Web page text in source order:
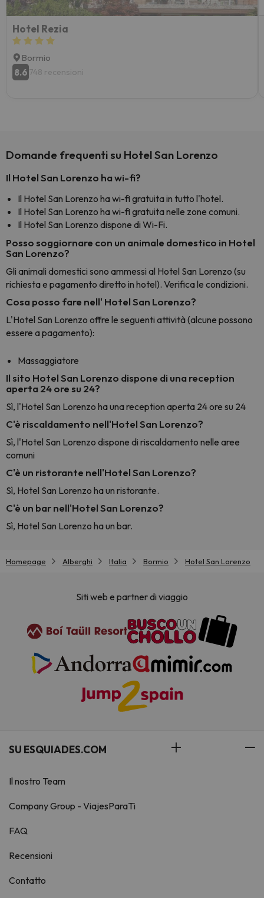
Hotel Rezia
Bormio
8.6 748 recensioni
Domande frequenti su Hotel San Lorenzo
Il Hotel San Lorenzo ha wi-fi?
Il Hotel San Lorenzo ha wi-fi gratuita in tutto l'hotel.
Il Hotel San Lorenzo ha wi-fi gratuita nelle zone comuni.
Il Hotel San Lorenzo dispone di Wi-Fi.
Posso soggiornare con un animale domestico in Hotel
San Lorenzo?
Gli animali domestici sono ammessi al Hotel San Lorenzo (su
richiesta e pagamento diretto in hotel). Verifica le condizioni.
Cosa posso fare nell' Hotel San Lorenzo?
L'Hotel San Lorenzo offre le seguenti attività (alcune possono
essere a pagamento):
Massaggiatore
Il sito Hotel San Lorenzo dispone di una reception
aperta 24 ore su 24?
Sì, l'Hotel San Lorenzo ha una reception aperta 24 ore su 24
C'è riscaldamento nell'Hotel San Lorenzo?
Sì, l'Hotel San Lorenzo dispone di riscaldamento nelle aree
comuni
C'è un ristorante nell'Hotel San Lorenzo?
Sì, Hotel San Lorenzo ha un ristorante.
C'è un bar nell'Hotel San Lorenzo?
Sì, Hotel San Lorenzo ha un bar.
Homepage Alberghi Italia Bormio Hotel San Lorenzo
Siti web e partner di viaggio
SU ESQUIADES.COM
Il nostro Team
Company Group - ViajesParaTi
FAQ
Recensioni
Contatto